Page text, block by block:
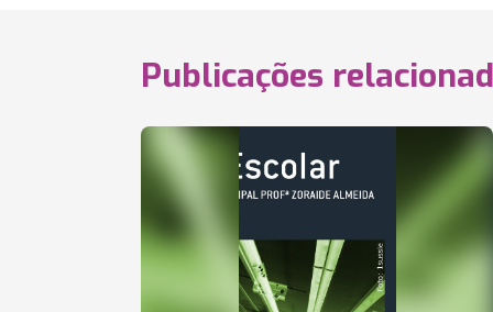
Publicações